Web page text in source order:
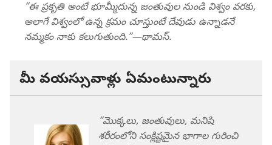
“ఈ ప్రకృతి అంటే భూమ్మీదున్న జంతువుల నుండి విశ్వం వరకు,
అలాగే విశ్వంలో ఉన్న క్రమం చూస్తుంటే దేవుడు ఉన్నాడనే
నమ్మకం నాకు కలుగుతుంది.”—థామస్‌.
మీ వయస్సువాళ్లు ఏమంటున్నారు
“మొక్కలు, జంతువులు, మనిషి
శరీరంలోని సంక్లిష్టమైన భాగాల గురించి